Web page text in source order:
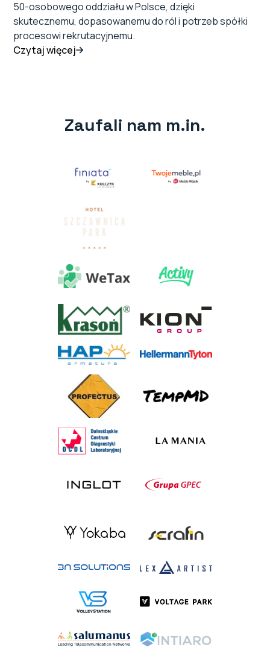
50-osobowego oddziału w Polsce, dzięki
skutecznemu, dopasowanemu do ról i potrzeb spółki
procesowi rekrutacyjnemu.
Czytaj więcej
Zaufali nam m.in.